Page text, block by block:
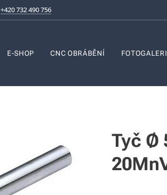
+420 732 490 756
E-SHOP CNC OBRÁBĚNÍ
Tyč Ø